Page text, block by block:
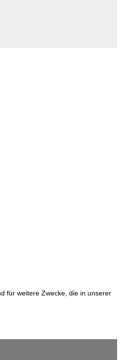
für weitere Zwecke, die in unserer